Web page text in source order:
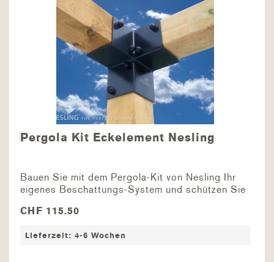
Pergola Kit Eckelement Nesling
Bauen Sie mit dem Pergola-Kit von Nesling Ihr
eigenes Beschattungs-System und schützen Sie
Verbinden Sie Holz- oder Stahlpfosten mit dem
Faltsonnensegel...
CHF 115.50
Lieferzeit: 4-6 Wochen